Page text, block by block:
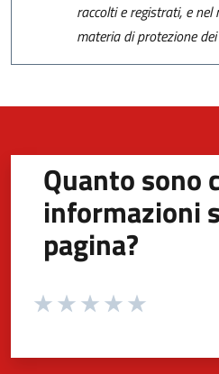
raccolti e registrati, e
materia di protezione
Quanto sono
informazioni
pagina?
Valuta da 1 a 5 stelle la pagina